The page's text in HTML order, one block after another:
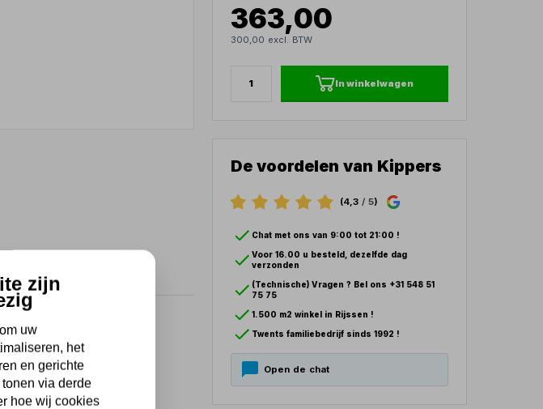
in onder
aan bijvoorbeeld een
363,00
300,00 excl. BTW
In winkelwagen
De voordelen van Kippers
(4,3/ 5)
Chat met ons van 9:00 tot 21:00 !
Voor 16.00 u besteld, dezelfde dag
verzonden
(Technische) Vragen ? Bel ons +31 548 51
75 75
1.500 m2 winkel in Rijssen !
Twents familiebedrijf sinds 1992 !
Open de chat
zijn
uw
het
en gerichte
via derde
hoe wij cookies